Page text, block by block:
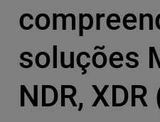
soluções
NDR, XDR